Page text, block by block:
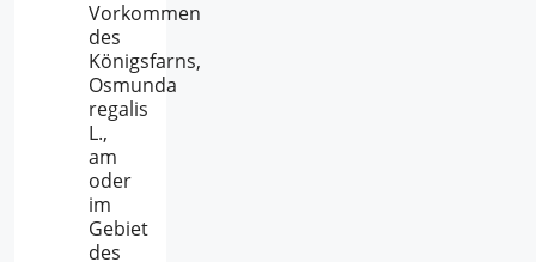
Vorkommen
des
Königsfarns,
Osmunda
regalis
L.,
am
oder
im
Gebiet
des